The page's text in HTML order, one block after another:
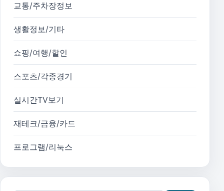
교통/주차장정보
생활정보/기타
쇼핑/여행/할인
스포츠/각종경기
실시간TV보기
재테크/금융/카드
프로그램/리눅스